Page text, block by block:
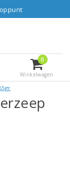
0
Winkelwagen